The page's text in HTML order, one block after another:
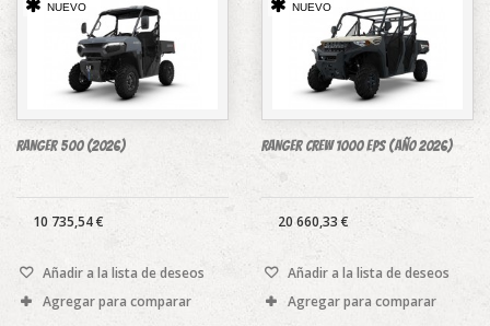
NUEVO
RANGER 500 (2026)
10 735,54 €
Añadir a la lista de deseos
Agregar para comparar
NUEVO
RANGER CREW 1000 EPS (Año 2026)
20 660,33 €
Añadir a la lista de deseos
Agregar para comparar